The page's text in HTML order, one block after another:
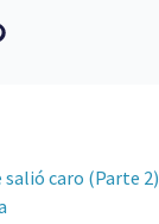
caro (Parte 2)